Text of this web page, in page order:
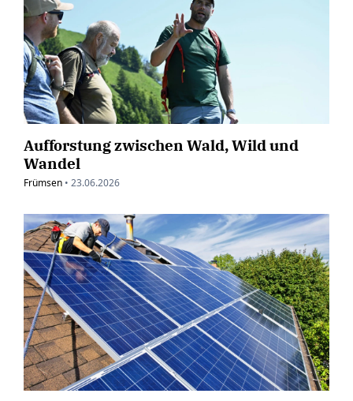
Aufforstung zwischen Wald, Wild und
Wandel
Frümsen • 23.06.2026